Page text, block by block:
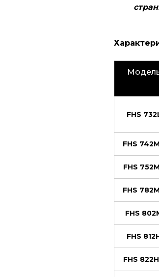
FHS
FHS
FHS
FHS
FHS
FHS
FHS